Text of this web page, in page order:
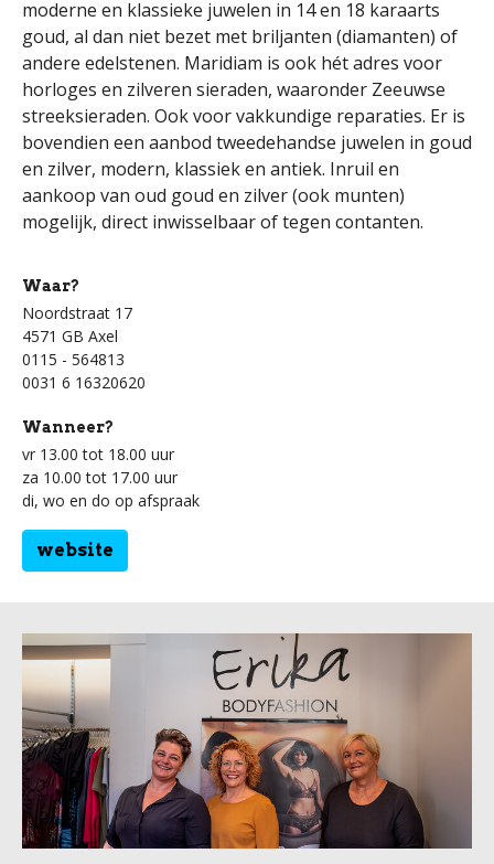
moderne en klassieke juwelen in 14 en 18 karaarts
goud, al dan niet bezet met briljanten (diamanten) of
andere edelstenen. Maridiam is ook hét adres voor
horloges en zilveren sieraden, waaronder Zeeuwse
streeksieraden. Ook voor vakkundige reparaties. Er is
bovendien een aanbod tweedehandse juwelen in goud
en zilver, modern, klassiek en antiek. Inruil en
aankoop van oud goud en zilver (ook munten)
mogelijk, direct inwisselbaar of tegen contanten.
Waar?
Noordstraat 17
4571 GB Axel
0115 - 564813
0031 6 16320620
Wanneer?
vr 13.00 tot 18.00 uur
za 10.00 tot 17.00 uur
di, wo en do op afspraak
website